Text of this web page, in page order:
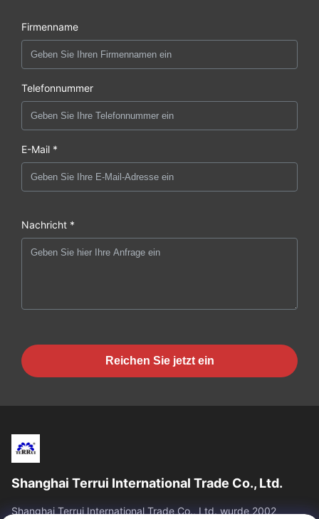
Firmenname
Telefonnummer
E-Mail *
Nachricht *
Reichen Sie jetzt ein
Shanghai Terrui International Trade Co., Ltd.
Shanghai Terrui International Trade Co., Ltd. wurde 2002